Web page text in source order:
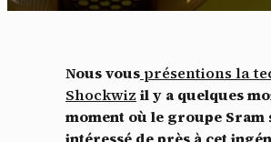
Nous vous présentions la
Shockwiz il y a quelques
moment où le groupe Sram